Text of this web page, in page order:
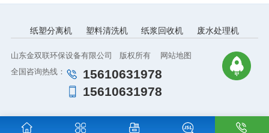
纸塑分离机 塑料清洗机 纸浆回收机 废水处理机
山东金双联环保设备有限公司 版权所有
网站地图
全国咨询热线：
15610631978
15610631978